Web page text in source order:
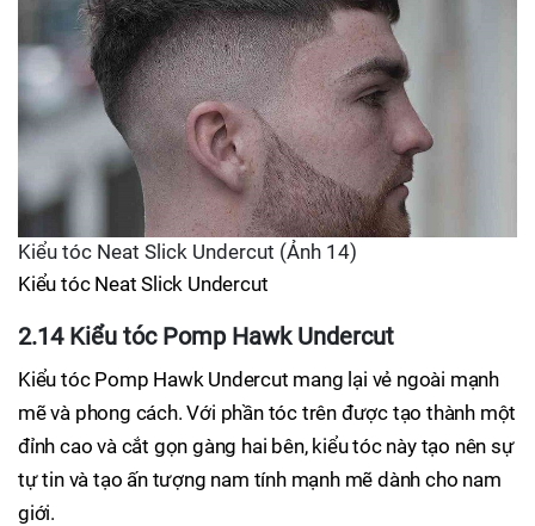
Kiểu tóc Neat Slick Undercut (Ảnh 14)
Kiểu tóc Neat Slick Undercut
2.14 Kiểu tóc Pomp Hawk Undercut
Kiểu tóc Pomp Hawk Undercut mang lại vẻ ngoài mạnh
mẽ và phong cách. Với phần tóc trên được tạo thành một
đỉnh cao và cắt gọn gàng hai bên, kiểu tóc này tạo nên sự
tự tin và tạo ấn tượng nam tính mạnh mẽ dành cho nam
giới.